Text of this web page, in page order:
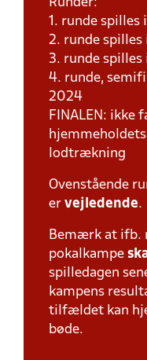
Runder:
1. runde spilles
2. runde
3. runde
4. runde,
2024
FINALEN: ikke
lodtrækning
Ovenstående
er vejledende.
Bemærk at ifb.
pokalkampe
spilledagen
kampens
tilfældet kan
bøde.